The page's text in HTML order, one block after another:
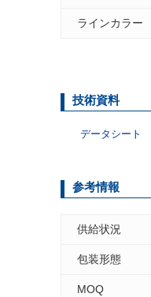
ラインカラー
技術資料
データシート
参考情報
供給状況
包装形態
MOQ